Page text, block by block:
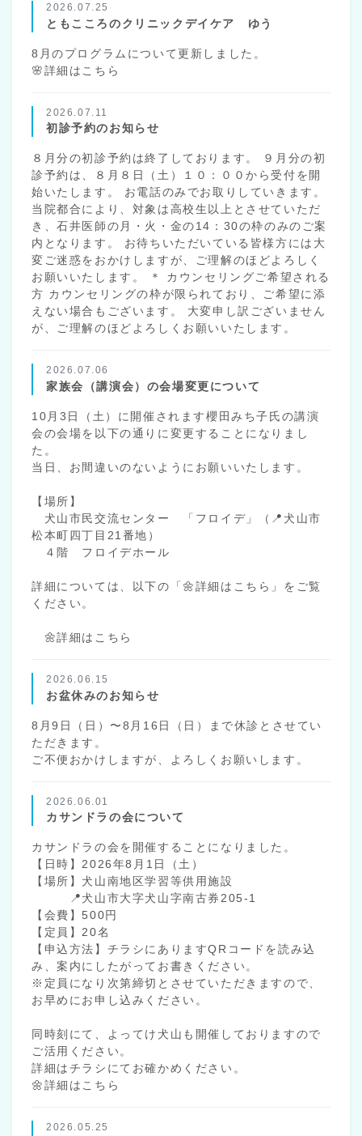
2026.07.25
ともこころのクリニックデイケア ゆう
8月のプログラムについて更新しました。
🌸詳細はこちら
2026.07.11
初診予約のお知らせ
８月分の初診予約は終了しております。 ９月分の初
診予約は、８月８日（土）１０：００から受付を開
始いたします。 お電話のみでお取りしていきます。
当院都合により、対象は高校生以上とさせていただ
き、石井医師の月・火・金の14：30の枠のみのご案
内となります。 お待ちいただいている皆様方には大
変ご迷惑をおかけしますが、ご理解のほどよろしく
お願いいたします。 ＊ カウンセリングご希望される
方 カウンセリングの枠が限られており、ご希望に添
えない場合もございます。 大変申し訳ございません
が、ご理解のほどよろしくお願いいたします。
2026.07.06
家族会（講演会）の会場変更について
10月3日（土）に開催されます櫻田みち子氏の講演
会の会場を以下の通りに変更することになりまし
た。
当日、お間違いのないようにお願いいたします。
【場所】
犬山市民交流センター 「フロイデ」（📍犬山市
松本町四丁目21番地）
４階 フロイデホール
詳細については、以下の「🌼詳細はこちら」をご覧
ください。
🌼詳細はこちら
2026.06.15
お盆休みのお知らせ
8月9日（日）〜8月16日（日）まで休診とさせてい
ただきます。
ご不便おかけしますが、よろしくお願いします。
2026.06.01
カサンドラの会について
カサンドラの会を開催することになりました。
【日時】2026年8月1日（土）
【場所】犬山南地区学習等供用施設
📍犬山市大字犬山字南古券205-1
【会費】500円
【定員】20名
【申込方法】チラシにありますQRコードを読み込
み、案内にしたがってお書きください。
※定員になり次第締切とさせていただきますので、
お早めにお申し込みください。
同時刻にて、よってけ犬山も開催しておりますので
ご活用ください。
詳細はチラシにてお確かめください。
🌼詳細はこちら
2026.05.25